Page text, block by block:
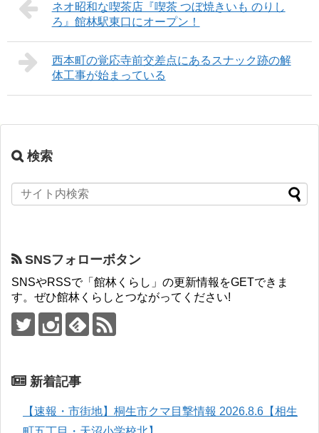
ネオ昭和な喫茶店『喫茶 つぼ焼きいも のりし
ろ』館林駅東口にオープン！
西本町の覚応寺前交差点にあるスナック跡の解
体工事が始まっている
検索
SNSフォローボタン
SNSやRSSで「館林くらし」の更新情報をGETできま
す。ぜひ館林くらしとつながってください!
新着記事
【速報・市街地】桐生市クマ目撃情報 2026.8.6【相生